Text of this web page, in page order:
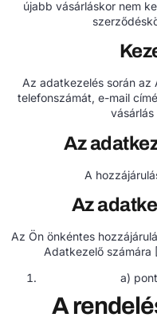
újabb vásárláskor nem
Az adatkezelés során
telefonszámát, e-mail
Az
A
Az
Az Ön önkéntes
Adatkezelő számára
a)
A